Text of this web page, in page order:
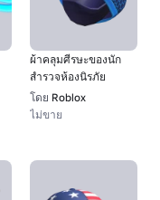
ผ้าคลุมศีรษะของนัก
สำรวจห้องนิรภัย
โดย Roblox
ไม่ขาย